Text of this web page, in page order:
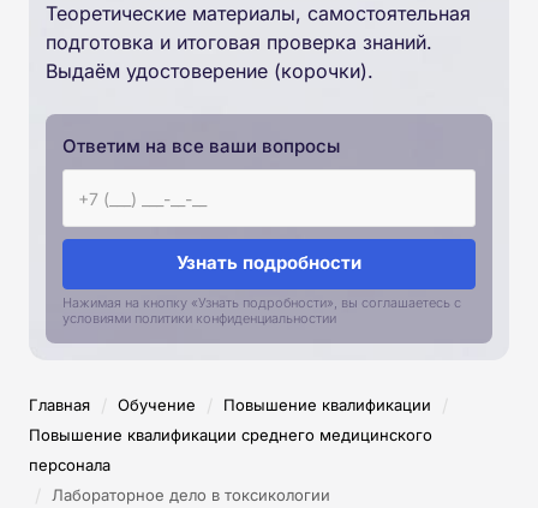
Теоретические материалы, самостоятельная
подготовка и итоговая проверка знаний.
Выдаём удостоверение (корочки).
Ответим на все ваши вопросы
Узнать подробности
Нажимая на кнопку «Узнать подробности», вы соглашаетесь с
условиями политики конфиденциальностии
Главная / Обучение / Повышение квалификации /
Повышение квалификации среднего медицинского
персонала
/ Лабораторное дело в токсикологии